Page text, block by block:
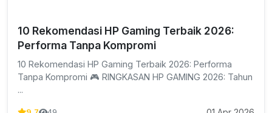
10 Rekomendasi HP Gaming Terbaik 2026:
Performa Tanpa Kompromi
10 Rekomendasi HP Gaming Terbaik 2026: Performa
Tanpa Kompromi 🎮 RINGKASAN HP GAMING 2026: Tahun
...